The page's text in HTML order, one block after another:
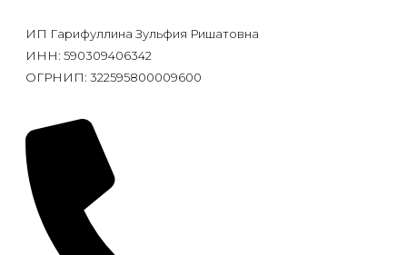
ИП Гарифуллина Зульфия Ришатовна
ИНН: 590309406342
ОГРНИП: 322595800009600